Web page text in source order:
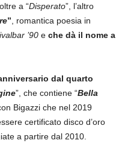
a “Disperato”, l’altro
” , romantica poesia in
’90 e che dà il nome a
dal quarto
”, che contiene “Bella
Bigazzi che nel 2019
certificato disco d’oro
a partire dal 2010.